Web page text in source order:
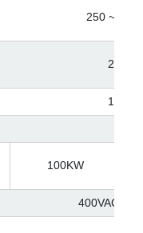
250 ~
200A
1 o 4
100KW
400VAC/